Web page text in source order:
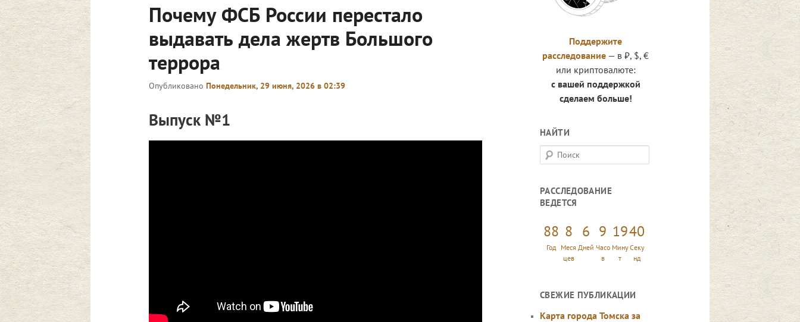
Почему ФСБ России перестало
выдавать дела жертв Большого
террора
Опубликовано Понедельник, 29 июня, 2026 в 02:39
Выпуск №1
Поддержите
расследование — в ₽, $, €
или криптовалюте:
с вашей поддержкой
сделаем больше!
НАЙТИ
П
о
с
к
РАССЛЕДОВАНИЕ
ВЕДЕТСЯ
88
Год
8
Меся
цев
6
Дней
9
Часо
в
19
Мину
т
42
Секу
нд
СВЕЖИЕ ПУБЛИКАЦИИ
Карта города Томска за